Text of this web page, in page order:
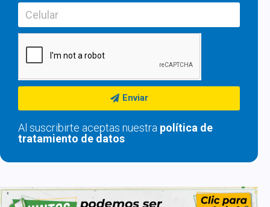
Enviar
Al suscribirte aceptas nuestra política de
tratamiento de datos